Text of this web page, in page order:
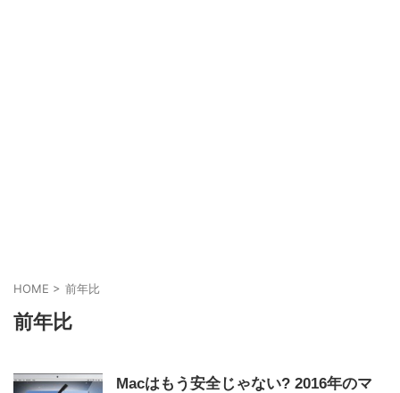
HOME > 前年比
前年比
Macはもう安全じゃない? 2016年のマ